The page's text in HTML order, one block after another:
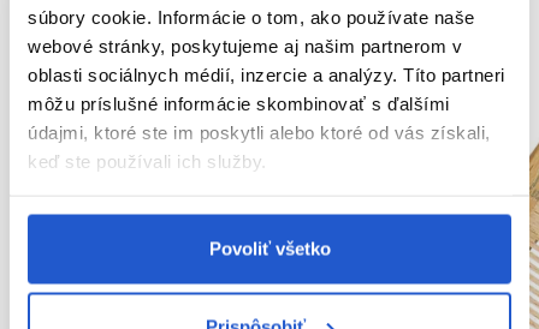
súbory cookie. Informácie o tom, ako používate naše
webové stránky, poskytujeme aj našim partnerom v
oblasti sociálnych médií, inzercie a analýzy. Títo partneri
môžu príslušné informácie skombinovať s ďalšími
údajmi, ktoré ste im poskytli alebo ktoré od vás získali,
keď ste používali ich služby.
Povoliť všetko